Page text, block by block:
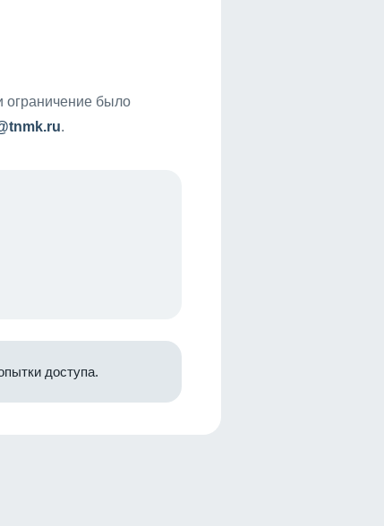
ограничение было
.
доступа.